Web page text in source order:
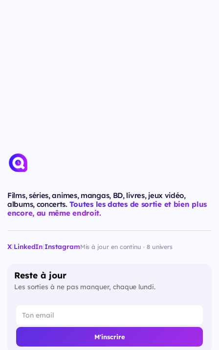
Films, séries, animes, mangas, BD, livres, jeux vidéo,
albums, concerts. Toutes les dates de sortie et bien plus
encore, au même endroit.
X|LinkedIn|InstagramMis à jour en continu · 8 univers
Reste à jour
Les sorties à ne pas manquer, chaque lundi.
M'inscrire